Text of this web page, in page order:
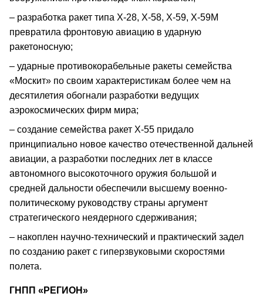
– разработка ракет типа Х-28, Х-58, Х-59, Х-59М
превратила фронтовую авиацию в ударную
ракетоносную;
– ударные противокорабельные ракеты семейства
«Москит» по своим характеристикам более чем на
десятилетия обогнали разработки ведущих
аэрокосмических фирм мира;
– создание семейства ракет Х-55 придало
принципиально новое качество отечественной дальней
авиации, а разработки последних лет в классе
автономного высокоточного оружия большой и
средней дальности обеспечили высшему военно-
политическому руководству страны аргумент
стратегического неядерного сдерживания;
– накоплен научно-технический и практический задел
по созданию ракет с гиперзвуковыми скоростями
полета.
ГНПП «РЕГИОН»